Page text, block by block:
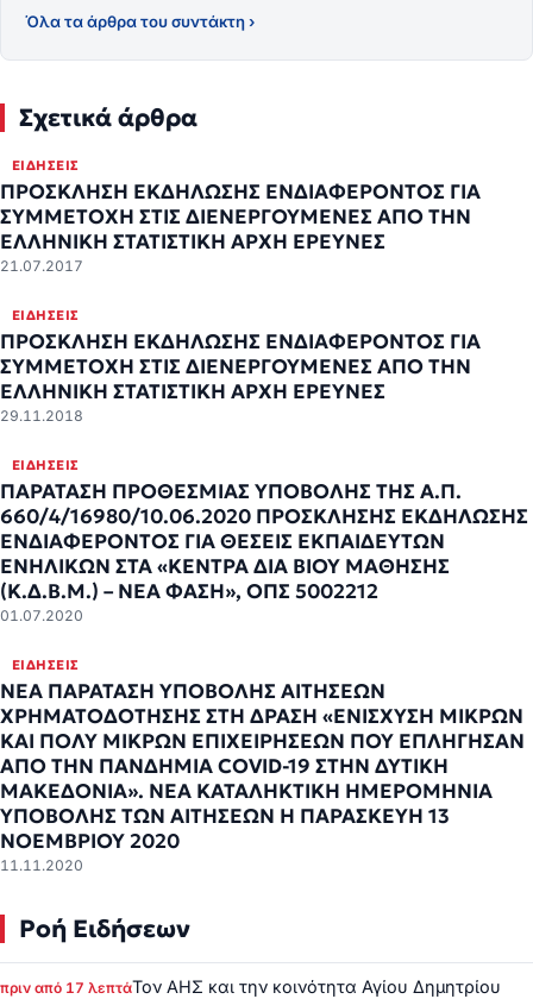
Όλα τα άρθρα του συντάκτη ›
Σχετικά άρθρα
ΕΙΔΉΣΕΙΣ
ΠΡΟΣΚΛΗΣΗ ΕΚΔΗΛΩΣΗΣ ΕΝΔΙΑΦΕΡΟΝΤΟΣ ΓΙΑ
ΣΥΜΜΕΤΟΧΗ ΣΤΙΣ ΔΙΕΝΕΡΓΟΥΜΕΝΕΣ ΑΠΟ ΤΗΝ
ΕΛΛΗΝΙΚΗ ΣΤΑΤΙΣΤΙΚΗ ΑΡΧΗ ΕΡΕΥΝΕΣ
21.07.2017
ΕΙΔΉΣΕΙΣ
ΠΡΟΣΚΛΗΣΗ ΕΚΔΗΛΩΣΗΣ ΕΝΔΙΑΦΕΡΟΝΤΟΣ ΓΙΑ
ΣΥΜΜΕΤΟΧΗ ΣΤΙΣ ΔΙΕΝΕΡΓΟΥΜΕΝΕΣ ΑΠΟ ΤΗΝ
ΕΛΛΗΝΙΚΗ ΣΤΑΤΙΣΤΙΚΗ ΑΡΧΗ ΕΡΕΥΝΕΣ
29.11.2018
ΕΙΔΉΣΕΙΣ
ΠΑΡΑΤΑΣΗ ΠΡΟΘΕΣΜΙΑΣ ΥΠΟΒΟΛΗΣ ΤΗΣ Α.Π.
660/4/16980/10.06.2020 ΠΡΟΣΚΛΗΣΗΣ ΕΚΔΗΛΩΣΗΣ
ΕΝΔΙΑΦΕΡΟΝΤΟΣ ΓΙΑ ΘΕΣΕΙΣ ΕΚΠΑΙΔΕΥΤΩΝ
ΕΝΗΛΙΚΩΝ ΣΤΑ «ΚΕΝΤΡΑ ΔΙΑ ΒΙΟΥ ΜΑΘΗΣΗΣ
(Κ.Δ.Β.Μ.) – ΝΕΑ ΦΑΣΗ», ΟΠΣ 5002212
01.07.2020
ΕΙΔΉΣΕΙΣ
ΝΕΑ ΠΑΡΑΤΑΣΗ ΥΠΟΒΟΛΗΣ ΑΙΤΗΣΕΩΝ
ΧΡΗΜΑΤΟΔΟΤΗΣΗΣ ΣΤΗ ΔΡΑΣΗ «ΕΝΙΣΧΥΣΗ ΜΙΚΡΩΝ
ΚΑΙ ΠΟΛΥ ΜΙΚΡΩΝ ΕΠΙΧΕΙΡΗΣΕΩΝ ΠΟΥ ΕΠΛΗΓΗΣΑΝ
ΑΠΟ ΤΗΝ ΠΑΝΔΗΜΙΑ COVID-19 ΣΤΗΝ ΔΥΤΙΚΗ
ΜΑΚΕΔΟΝΙΑ». ΝΕΑ ΚΑΤΑΛΗΚΤΙΚΗ ΗΜΕΡΟΜΗΝΙΑ
ΥΠΟΒΟΛΗΣ ΤΩΝ ΑΙΤΗΣΕΩΝ Η ΠΑΡΑΣΚΕΥΗ 13
ΝΟΕΜΒΡΙΟΥ 2020
11.11.2020
Ροή Ειδήσεων
πριν από 17 λεπτάΤον ΑΗΣ και την κοινότητα Αγίου Δημητρίου